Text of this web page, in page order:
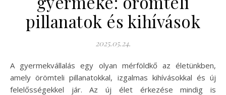
pillanatok és kihívások
2025.05.24.
A gyermekvállalás egy olyan mérföldkő az életünkben,
amely örömteli pillanatokkal, izgalmas kihívásokkal és új
felelősségekkel jár. Az új élet érkezése mindig is